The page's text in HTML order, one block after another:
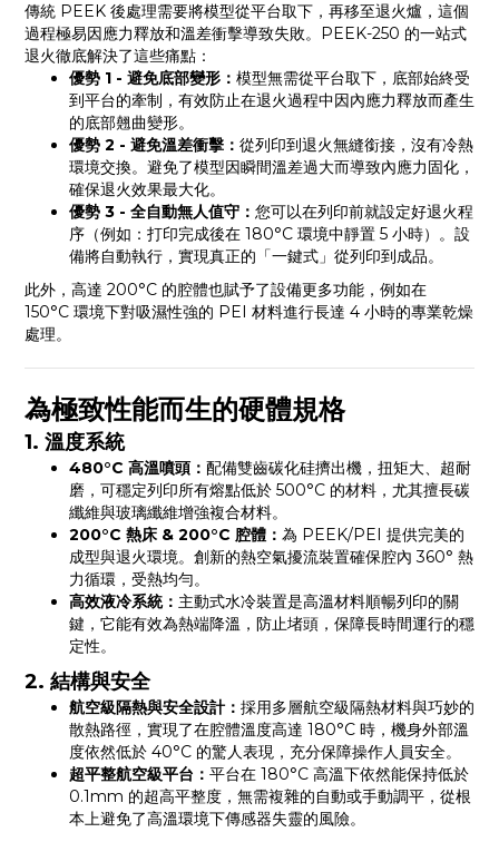
傳統 PEEK 後處理需要將模型從平台取下，再移至退火爐，這個
過程極易因應力釋放和溫差衝擊導致失敗。PEEK-250 的一站式
退火徹底解決了這些痛點：
優勢 1 - 避免底部變形： 模型無需從平台取下，底部始終受
到平台的牽制，有效防止在退火過程中因內應力釋放而產生
的底部翹曲變形。
優勢 2 - 避免溫差衝擊： 從列印到退火無縫銜接，沒有冷熱
環境交換。避免了模型因瞬間溫差過大而導致內應力固化，
確保退火效果最大化。
優勢 3 - 全自動無人值守： 您可以在列印前就設定好退火程
序（例如：打印完成後在 180°C 環境中靜置 5 小時）。設
備將自動執行，實現真正的「一鍵式」從列印到成品。
此外，高達 200°C 的腔體也賦予了設備更多功能，例如在
150°C 環境下對吸濕性強的 PEI 材料進行長達 4 小時的專業乾燥
處理。
為極致性能而生的硬體規格
1. 溫度系統
480°C 高溫噴頭： 配備雙齒碳化硅擠出機，扭矩大、超耐
磨，可穩定列印所有熔點低於 500°C 的材料，尤其擅長碳
纖維與玻璃纖維增強複合材料。
200°C 熱床 & 200°C 腔體： 為 PEEK/PEI 提供完美的
成型與退火環境。創新的熱空氣擾流裝置確保腔內 360° 熱
力循環，受熱均勻。
高效液冷系統： 主動式水冷裝置是高溫材料順暢列印的關
鍵，它能有效為熱端降溫，防止堵頭，保障長時間運行的穩
定性。
2. 結構與安全
航空級隔熱與安全設計： 採用多層航空級隔熱材料與巧妙的
散熱路徑，實現了在腔體溫度高達 180°C 時，機身外部溫
度依然低於 40°C 的驚人表現，充分保障操作人員安全。
超平整航空級平台： 平台在 180°C 高溫下依然能保持低於
0.1mm 的超高平整度，無需複雜的自動或手動調平，從根
本上避免了高溫環境下傳感器失靈的風險。